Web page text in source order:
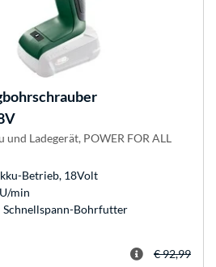
Ladegerät, POWER FOR ALL
Betrieb, 18Volt
min
Schnellspann-Bohrfutter
€ 92,99